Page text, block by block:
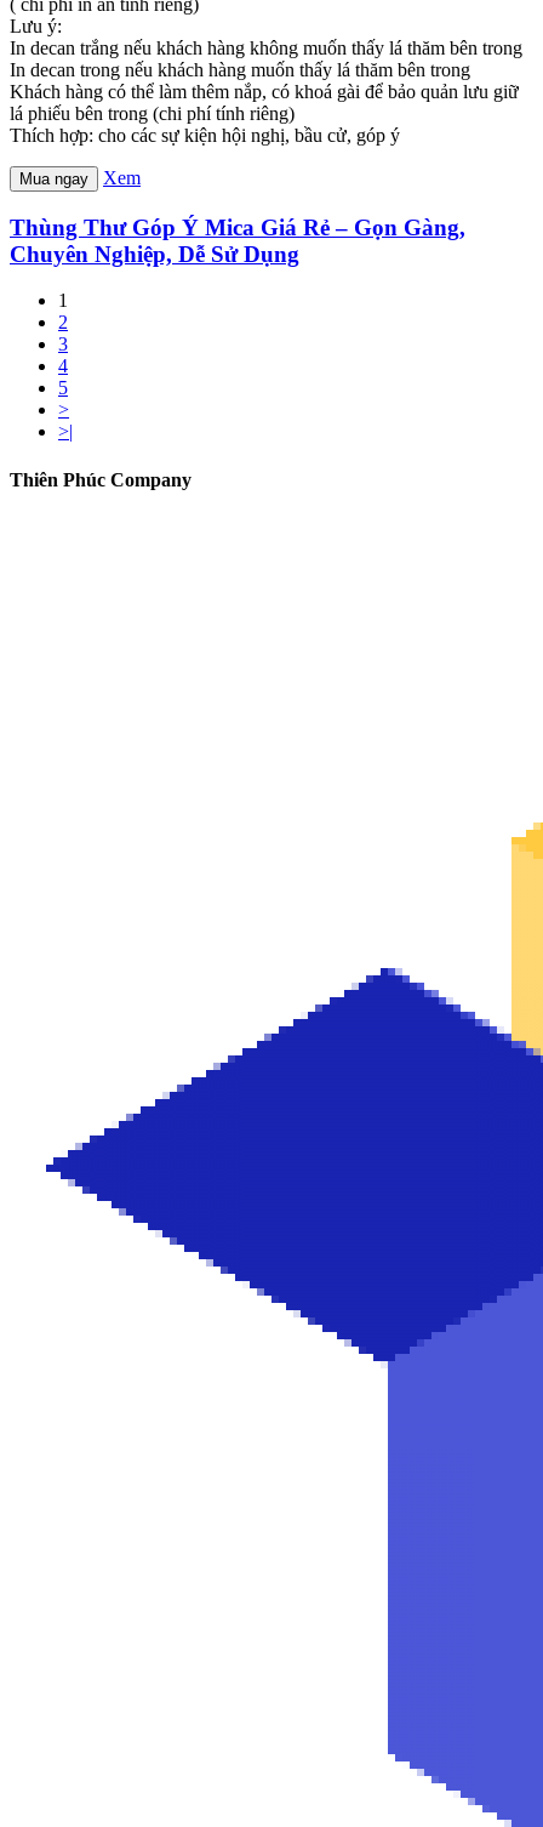
( chi phí in ấn tính riêng)
Lưu ý:
In decan trắng nếu khách hàng không muốn thấy lá thăm bên trong
In decan trong nếu khách hàng muốn thấy lá thăm bên trong
Khách hàng có thể làm thêm nắp, có khoá gài để bảo quản lưu giữ
lá phiếu bên trong (chi phí tính riêng)
Thích hợp: cho các sự kiện hội nghị, bầu cử, góp ý
Mua ngay Xem
Thùng Thư Góp Ý Mica Giá Rẻ – Gọn Gàng,
Chuyên Nghiệp, Dễ Sử Dụng
1
2
3
4
5
>
>|
Thiên Phúc Company